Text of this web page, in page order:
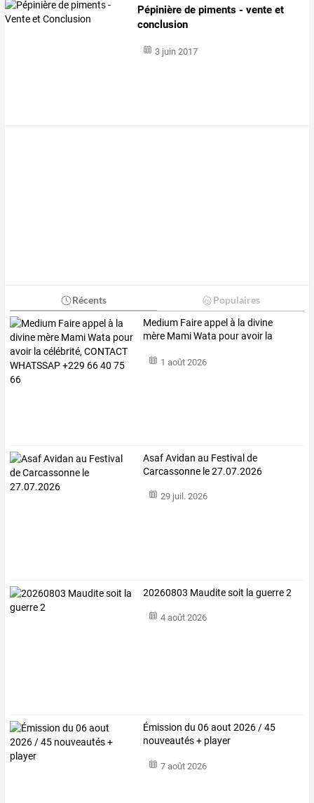
Pépinière de piments - vente et
conclusion
3 juin 2017
Récents Populaires
Medium Faireappel à la divine
mère MamiWata pouravoir la
1 août 2026
Asaf Avidan au Festival de
Carcassonne le 27.07.2026
29 juil. 2026
20260803 Maudite soit la guerre 2
4 août 2026
Émission du 06 aout 2026 / 45
nouveautés + player
7 août 2026